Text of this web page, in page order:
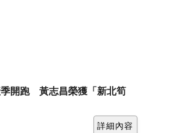
季開跑 黃志昌榮獲「新北筍
詳細內容